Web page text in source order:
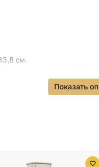
см.
Показать